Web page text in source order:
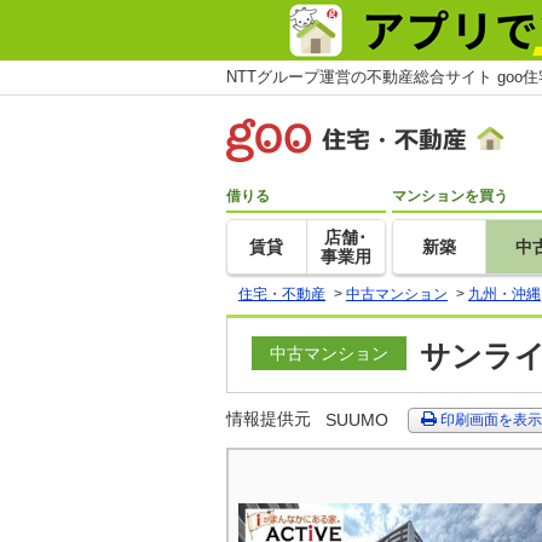
NTTグループ運営の不動産総合サイト goo
借りる
賃貸
店舗･
事業用
マンションを買う
新築 中
住宅・不動産 > 中古マンション > 九州・沖縄
中古マンション サンラ
情報提供元 SUUMO 印刷画面を表示